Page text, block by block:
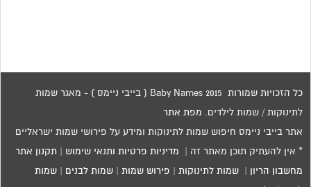
כל הזכויות שמורות 2015 Baby Names ( בייבי ניימס ) - מאגר שמות
לתינוקות / שמות לילדים. מפת אתר
אתר בייבי ניימס חיפוש שמות לתינוקות ומידע על פירושי שמות ישראליים
* אין להעתיק תוכן מאתר זה | מדיניות פרטיות ותנאי שימוש תקנון אתר
מחשבון הריון |שמות לתינוקות פירוש שמות |שמות לבנים |שמות